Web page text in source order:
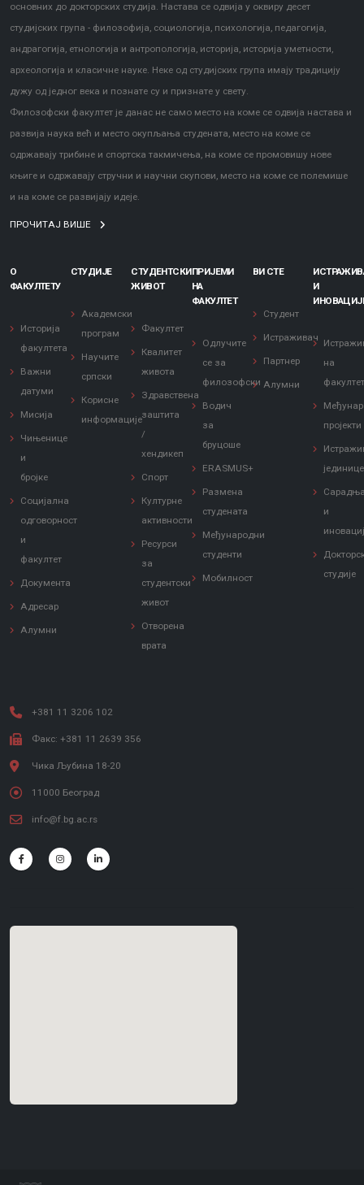
основних до докторских студија. Настава се одвија у оквиру десет
студијских група - филозофија, социологија, психологија, педагогија,
андрагогија, етнологија и антропологија, историја, историја уметности,
археологија и класичне науке. Неке од студијских група имају традицију
дужу од једног века и познате су и признате у свету.
Филозофски факултет је данас не само место на коме се одвија настава и
развија наука већ и место окупљања студената, место на коме се
одржавају трибине и спортска такмичења, на коме се промовишу нове
књиге и одржавају стручни и научни скупови, место на коме се полемише
и на коме се развијају идеје.
ПРОЧИТАЈ ВИШЕ
О
ФАКУЛТЕТУ
Историја
факултета
Важни
датуми
Мисија
Чињенице
и
бројке
Социјална
одговорност
и
факултет
Документа
Адресар
Алумни
СТУДИЈЕ
Академски
програм
Научите
српски
Корисне
информације
СТУДЕНТСКИ
ЖИВОТ
Факултет
Квалитет
живота
Здравствена
заштита
/
хендикеп
Спорт
Културне
активности
Ресурси
за
студентски
живот
Отворена
врата
ПРИЈЕМИ
НА
ФАКУЛТЕТ
Одлучите
се за
филозофски
Водич
за
бруцоше
ERASMUS+
Размена
студената
Међународни
студенти
Мобилност
ВИ СТЕ
Студент
Истраживач
Партнер
Алумни
И
на
пројекти
јединице
и
студије
+381 11 3206 102
Факс: +381 11 2639 356
Чика Љубина 18-20
11000 Београд
info@f.bg.ac.rs